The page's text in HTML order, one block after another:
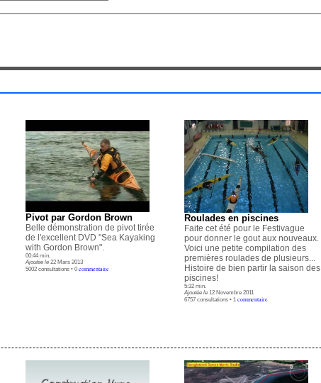
Pivot par Gordon Brown
Belle démonstration de pivot tirée
de l'excellent DVD "Sea Kayaking
with Gordon Brown".
00:44 min.
Ajoutée le 22 Mars 2013
5002 consultations • 0 commentaire
Roulades en piscines
Faite cet été pour le Festivague
pour donner le gout aux nouveaux.
Voici une petite compilation des
premières roulades de plusieurs...
Histoire de bien partir la saison des
piscines!
5:32 min.
Ajoutée le 12 Novembre 2011
6757 consultations • 1 commentaire